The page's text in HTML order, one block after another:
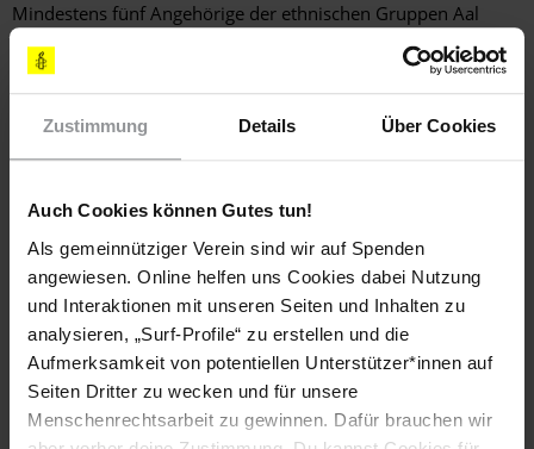
Zustimmung Details Über Cookies
Auch Cookies können Gutes tun!
Als gemeinnütziger Verein sind wir auf Spenden
angewiesen. Online helfen uns Cookies dabei Nutzung
und Interaktionen mit unseren Seiten und Inhalten zu
analysieren, „Surf-Profile“ zu erstellen und die
Aufmerksamkeit von potentiellen Unterstützer*innen auf
Seiten Dritter zu wecken und für unsere
Menschenrechtsarbeit zu gewinnen. Dafür brauchen wir
Mindestens fünf Angehörige der ethnischen Gruppen Aal
Tawayya und Aal Khalifayan litten 2010 weiterhin unter
wirtschaftlicher und sozialer Benachteiligung, nachdem das
Innenministerium 2006 beschlossen hatte, die Namen der
beiden Ethnien in "Awlad Tawayya" und "Awlad Khalifayn" zu
(Dienern) – gegenüber der Hauptgruppe einnehmen. Die
Regierung ließ verlauten, dass der Beschwerde der beiden
Ethnien Rechnung getragen worden sei. Einige Angehörige
beider Gruppen haben Berichten zufolge jedoch weiterhin
Probleme bei der Verlängerung ihrer Personalausweise, die
notwendig sind, um ein Geschäft zu eröffnen,
Reisedokumente zu beantragen und Angelegenheiten wie